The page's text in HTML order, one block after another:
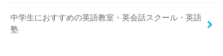
中学生におすすめの英語教室・英会話スクール・英語
塾